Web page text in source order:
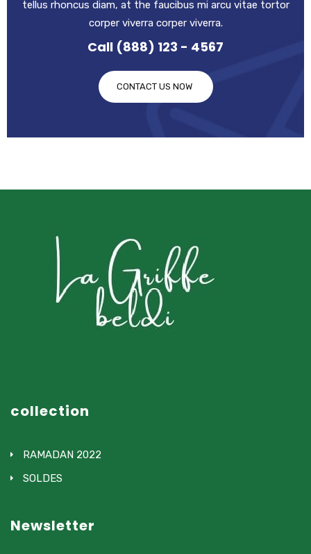
tellus rhoncus diam, at the faucibus mi arcu vitae tortor
corper viverra corper viverra.
Call (888) 123 - 4567
CONTACT US NOW
collection
RAMADAN 2022
SOLDES
Newsletter